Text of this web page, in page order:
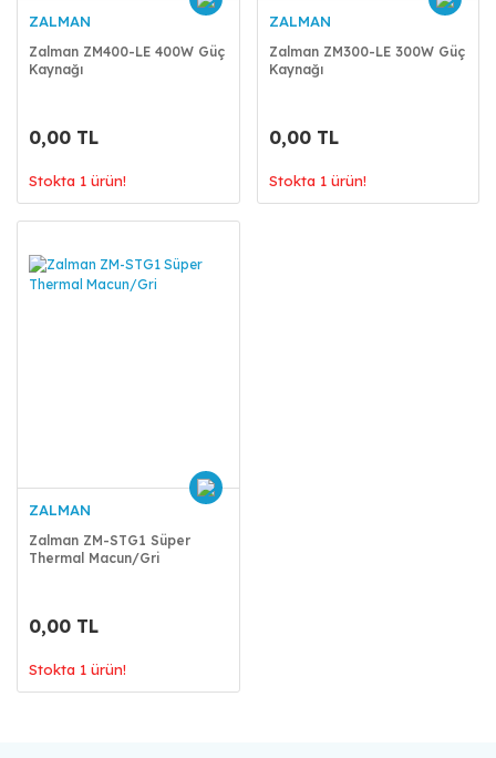
ZALMAN
Zalman ZM400-LE 400W Güç
Kaynağı
0,00 TL
Stokta 1 ürün!
ZALMAN
Zalman ZM300-LE 300W Güç
Kaynağı
0,00 TL
Stokta 1 ürün!
ZALMAN
Zalman ZM-STG1 Süper
Thermal Macun/Gri
0,00 TL
Stokta 1 ürün!